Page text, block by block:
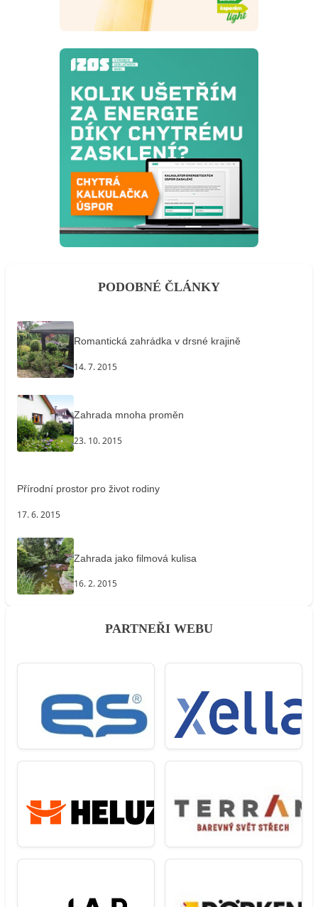
PODOBNÉ ČLÁNKY
Romantická zahrádka v drsné krajině
14. 7. 2015
Zahrada mnoha proměn
23. 10. 2015
Přírodní prostor pro život rodiny
17. 6. 2015
Zahrada jako filmová kulisa
16. 2. 2015
PARTNEŘI WEBU